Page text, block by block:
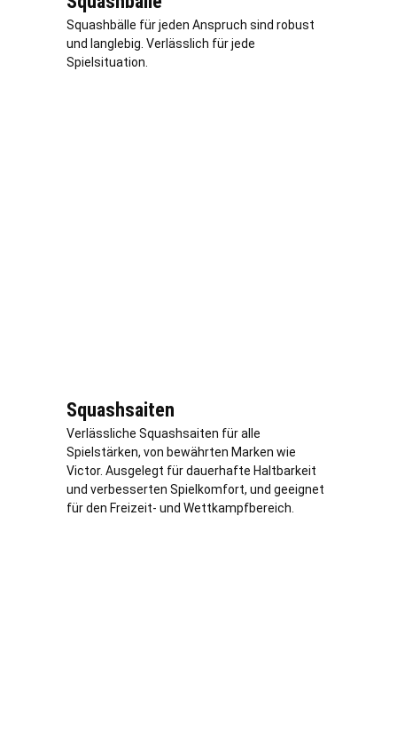
Squashbälle für jeden Anspruch sind robust
und langlebig. Verlässlich für jede
Spielsituation.
Squashsaiten
Verlässliche Squashsaiten für alle
Spielstärken, von bewährten Marken wie
Victor. Ausgelegt für dauerhafte Haltbarkeit
und verbesserten Spielkomfort, und geeignet
für den Freizeit- und Wettkampfbereich.